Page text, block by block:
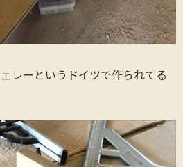
レーというドイツで作られてる